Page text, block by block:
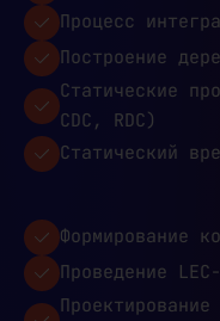
Процесс
Построение
Статические
CDC, RDC)
Статический
Формирование
Проведение